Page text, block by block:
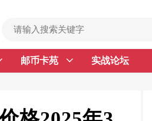
邮币卡苑 实战论坛